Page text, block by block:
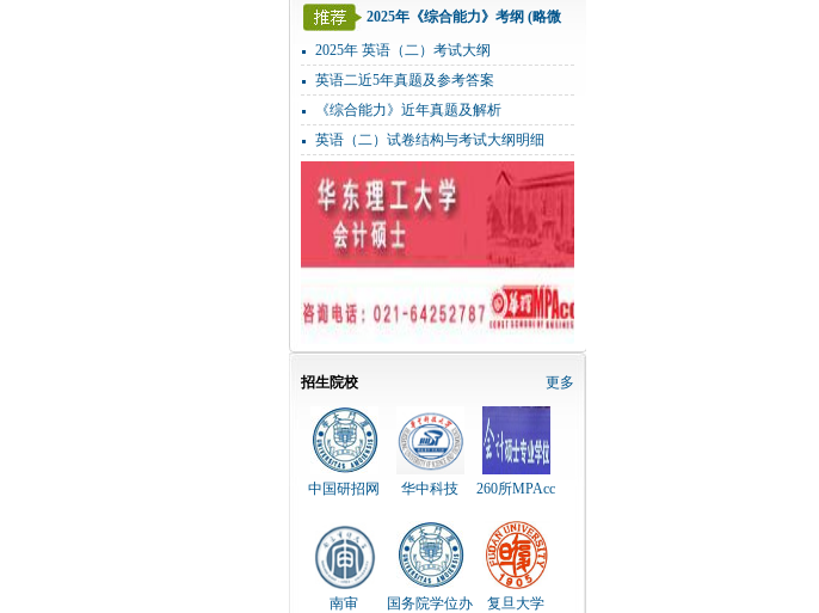
2025年《综合能力》考纲 (略微
变化)
2025年 英语（二）考试大纲
英语二近5年真题及参考答案
《综合能力》近年真题及解析
英语（二）试卷结构与考试大纲明细
更多
招生院校
中国研招网 华中科技 260所MPAcc
南审 国务院学位办 复旦大学